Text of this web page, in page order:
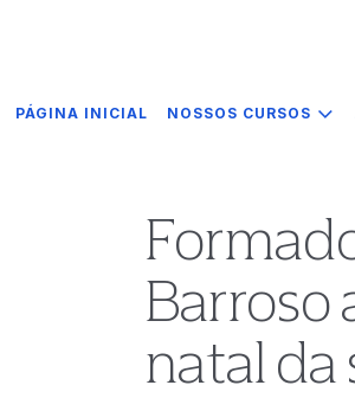
PÁGINA INICIAL NOSSOS CURSOS
Barroso
natal da